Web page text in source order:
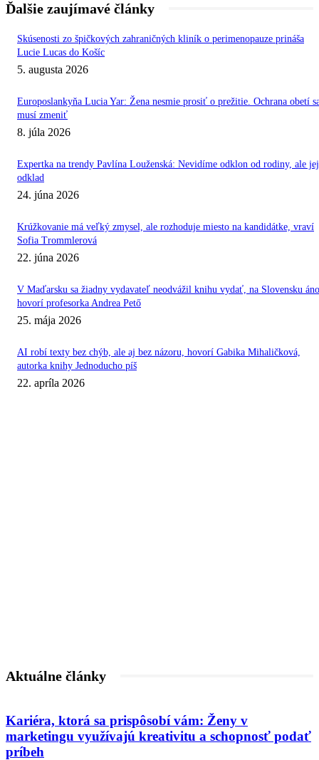
Ďalšie zaujímavé články
Skúsenosti zo špičkových zahraničných kliník o perimenopauze prináša
Lucie Lucas do Košíc
5. augusta 2026
Europoslankyňa Lucia Yar: Žena nesmie prosiť o prežitie. Ochrana obetí
musí zmeniť
8. júla 2026
Expertka na trendy Pavlína Louženská: Nevidíme odklon od rodiny, ale jej
odklad
24. júna 2026
Krúžkovanie má veľký zmysel, ale rozhoduje miesto na kandidátke, vraví
Sofia Trommlerová
22. júna 2026
V Maďarsku sa žiadny vydavateľ neodvážil knihu vydať, na Slovensku
hovorí profesorka Andrea Pető
25. mája 2026
AI robí texty bez chýb, ale aj bez názoru, hovorí Gabika Mihaličková,
autorka knihy Jednoducho píš
22. apríla 2026
Aktuálne články
Kariéra, ktorá sa prispôsobí vám: Ženy v
marketingu využívajú kreativitu a schopnosť podať
príbeh